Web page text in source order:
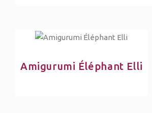
Amigurumi Éléphant Elli